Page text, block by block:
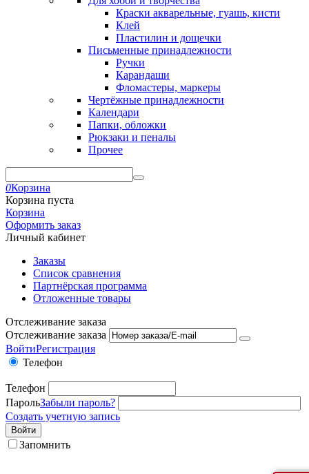
Краски акварельные, гуашь, кисти
Клей
Пластилин и дощечки
Письменные принадлежности
Ручки
Карандаши
Фломастеры, маркеры
Чертёжные принадлежности
Календари
Папки, обложки
Рюкзаки и пеналы
Прочее
0Корзина
Корзина пуста
Корзина
Оформить заказ
Личный кабинет
Заказы
Список сравнения
Партнёрская программа
Отложенные товары
Отслеживание заказа
Отслеживание заказа
ВойтиРегистрация
Телефон
Телефон
ПарольЗабыли пароль?
Создать учетную запись
Войти
Запомнить